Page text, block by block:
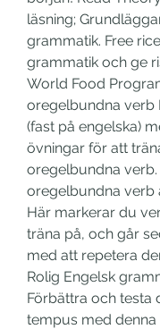
läsning;
grammatik. Free
grammatik och ge
World Food
oregelbundna verb
(fast på engelska)
övningar för att
oregelbundna verb.
oregelbundna verb
Här markerar du
träna på, och går
med att repetera
‎Rolig Engelsk
Förbättra och testa
tempus med denna